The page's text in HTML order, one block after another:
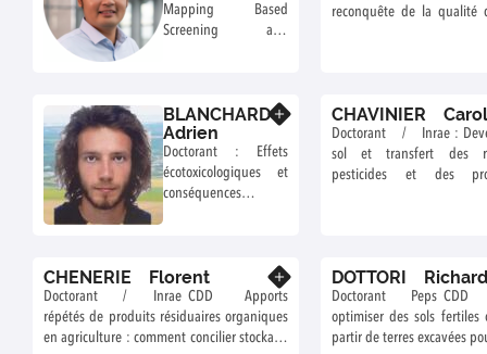
Mapping Based
Screening and
Endocrine-Disrupting
Potency of Organic
Contaminants
reconquête de la qualité
BLANCHARD
Adrien
Doctorant : Effets
écotoxicologiques et
conséquences
sols
CHAVINIER
Doctorant / Inrae :
sol et transfert des
pesticides et des
modélisation
CHENERIE Florent
Doctorant / Inrae CDD Apports
répétés de produits résiduaires organiques
en agriculture : comment concilier stockage
DOTTORI Richard
Doctorant Peps CDD
optimiser des sols fertiles
partir de terres excavées